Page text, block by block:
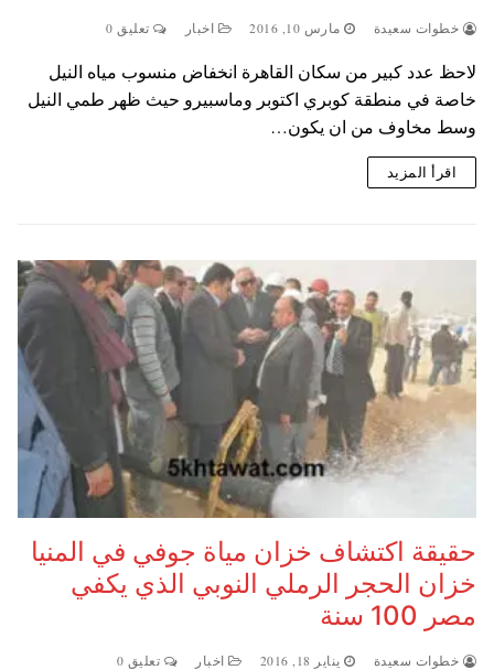
خطوات سعيدة مارس 10, 2016 اخبار تعليق 0
لاحظ عدد كبير من سكان القاهرة انخفاض منسوب مياه النيل
خاصة في منطقة كوبري اكتوبر وماسبيرو حيث ظهر طمي النيل
وسط مخاوف من ان يكون…
اقرأ المزيد
حقيقة اكتشاف خزان مياة جوفي في المنيا
خزان الحجر الرملي النوبي الذي يكفي
مصر 100 سنة
خطوات سعيدة يناير 18, 2016 اخبار تعليق 0